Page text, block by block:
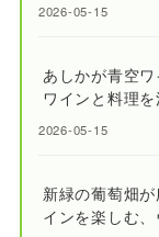
2026-05-15
あしかが青空
ワインと料理
2026-05-15
新緑の葡萄畑
インを楽しむ